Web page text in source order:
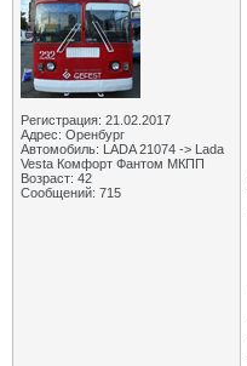
Регистрация: 21.02.2017
Адрес: Оренбург
Автомобиль: LADA 21074 -> Lada
Vesta Комфорт Фантом МКПП
Возраст: 42
Сообщений: 715